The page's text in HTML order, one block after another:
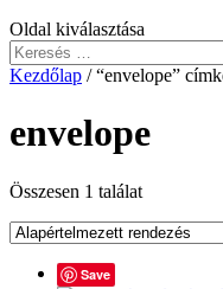
Oldal kiválasztása
Kezdőlap / “envelope”
envelope
Összesen 1 találat
Save